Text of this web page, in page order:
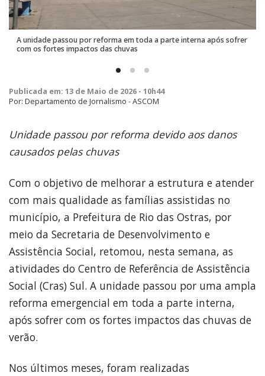
A unidade passou por reforma em toda a parte interna após sofrer
com os fortes impactos das chuvas
Publicada em: 13 de Maio de 2026 - 10h44
Por: Departamento de Jornalismo - ASCOM
Unidade passou por reforma devido aos danos
causados pelas chuvas
Com o objetivo de melhorar a estrutura e atender
com mais qualidade as famílias assistidas no
município, a Prefeitura de Rio das Ostras, por
meio da Secretaria de Desenvolvimento e
Assistência Social, retomou, nesta semana, as
atividades do Centro de Referência de Assistência
Social (Cras) Sul. A unidade passou por uma ampla
reforma emergencial em toda a parte interna,
após sofrer com os fortes impactos das chuvas de
verão.
Nos últimos meses, foram realizadas